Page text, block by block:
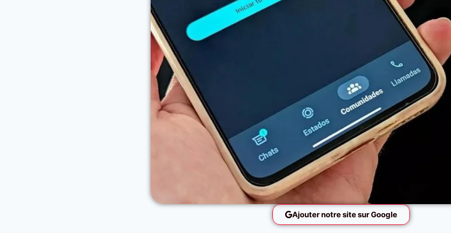
Ajouter notre site sur Google